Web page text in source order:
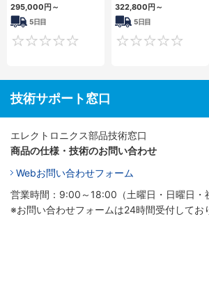
295,000円～
5日目
0
322,800円～
5日目
技術サポート窓口
エレクトロニクス部品技術窓口
商品の仕様・技術のお問い合わせ
Webお問い合わせフォーム
営業時間：9:00～18:00（土曜日・日曜日・
※お問い合わせフォームは24時間受付してお